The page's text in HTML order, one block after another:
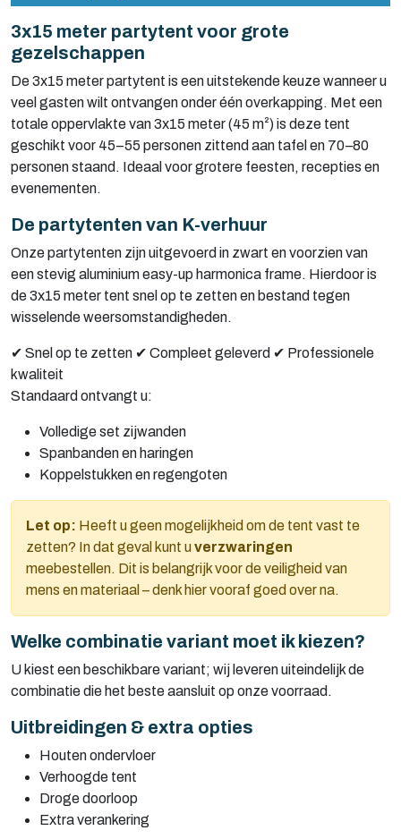
3x15 meter partytent voor grote
gezelschappen
De 3x15 meter partytent is een uitstekende keuze wanneer u
veel gasten wilt ontvangen onder één overkapping. Met een
totale oppervlakte van 3x15 meter (45 m²) is deze tent
geschikt voor 45–55 personen zittend aan tafel en 70–80
personen staand. Ideaal voor grotere feesten, recepties en
evenementen.
De partytenten van K-verhuur
Onze partytenten zijn uitgevoerd in zwart en voorzien van
een stevig aluminium easy-up harmonica frame. Hierdoor is
de 3x15 meter tent snel op te zetten en bestand tegen
wisselende weersomstandigheden.
✔ Snel op te zetten ✔ Compleet geleverd ✔ Professionele
kwaliteit
Standaard ontvangt u:
Volledige set zijwanden
Spanbanden en haringen
Koppelstukken en regengoten
Let op: Heeft u geen mogelijkheid om de tent vast te
zetten? In dat geval kunt uverzwaringen
meebestellen. Dit is belangrijk voor de veiligheid van
mens en materiaal – denk hier vooraf goed over na.
Welke combinatie variant moet ik kiezen?
U kiest een beschikbare variant; wij leveren uiteindelijk de
combinatie die het beste aansluit op onze voorraad.
Uitbreidingen & extra opties
Houten ondervloer
Verhoogde tent
Droge doorloop
Extra verankering